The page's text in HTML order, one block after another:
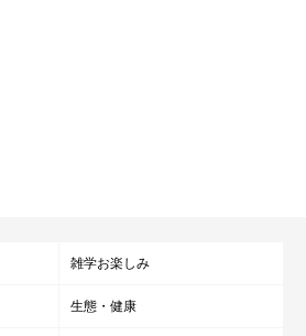
2016年8月号『光って、照らして、トラ
雑学お楽しみ
生態・健康